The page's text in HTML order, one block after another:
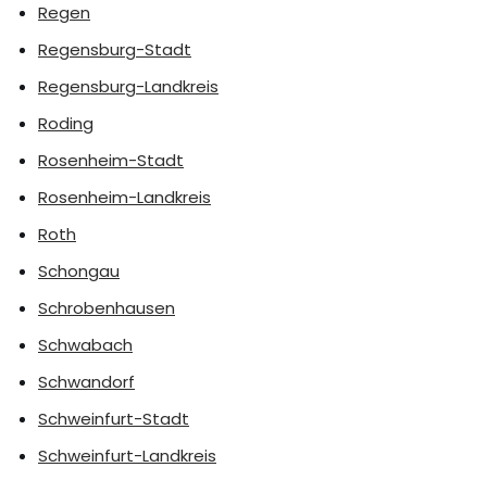
Regen
Regensburg-Stadt
Regensburg-Landkreis
Roding
Rosenheim-Stadt
Rosenheim-Landkreis
Roth
Schongau
Schrobenhausen
Schwabach
Schwandorf
Schweinfurt-Stadt
Schweinfurt-Landkreis